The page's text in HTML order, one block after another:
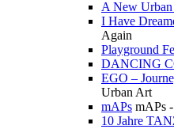
A New
I Have
Again
Playground
DANCING
EGO –
Urban Art
mAPs mAPs
10 Jahre